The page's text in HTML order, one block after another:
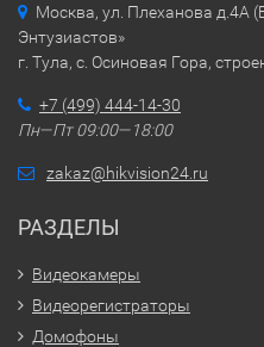
Москва, ул. Плеханова д.4А
Энтузиастов»
г. Тула, с. Осиновая Гора,
+7 (499) 444-14-30
Пн—Пт 09:00—18:00
zakaz@hikvision24.ru
РАЗДЕЛЫ
Видеокамеры
Видеорегистраторы
Домофоны